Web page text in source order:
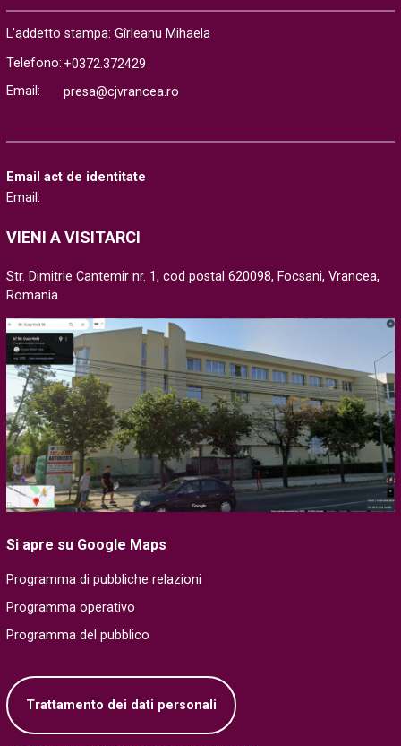
L'addetto stampa: Gîrleanu Mihaela
Telefono: +0372.372429
Email:
presa@cjvrancea.ro
Email act de identitate
Email:
VIENI A VISITARCI
Str. Dimitrie Cantemir nr. 1, cod postal 620098, Focsani, Vrancea,
Romania
Si apre su Google Maps
Programma di pubbliche relazioni
Programma operativo
Programma del pubblico
Trattamento dei dati personali